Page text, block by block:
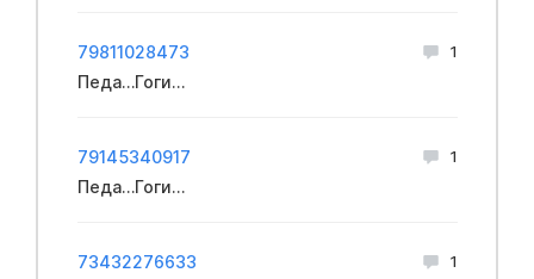
79811028473 1
Педа…Гоги…
79145340917 1
Педа…Гоги…
73432276633 1